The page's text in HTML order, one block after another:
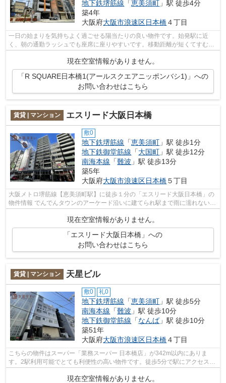
地下鉄堺筋線 「恵美須町 」駅 徒歩4分
築4年
大阪府大阪市浪速区日本橋４丁目
一日の始まりを気持ちよく過ごせる陽当たりの良い物件です。始発駅に近
く、朝の通勤ラッシュでも座席に座りやすいです。移動距離が短くてすむ、
敷地内ごみ置き場です。こだわりポイン...
現在空室情報がありません。
「R SQUARE日本橋1(アールスクエアニッポンバシ1)」への
お問い合わせはこちら
賃貸 | マンション エスリード大阪日本橋
敷0
地下鉄堺筋線 「恵美須町 」駅 徒歩1分
地下鉄御堂筋線 「大国町 」駅 徒歩12分
南海本線 「難波 」駅 徒歩13分
築5年
大阪府大阪市浪速区日本橋５丁目
大阪メトロ堺筋線【恵美須町駅】に徒歩１分の「エスリード大阪日本橋」の
物件情報 でんでんタウンのアーケード沿いに建てられ駅まで雨に濡れないア
現在空室情報がありません。
「エスリード大阪日本橋」への
お問い合わせはこちら
賃貸 | マンション 天星ビル
敷0 礼0
地下鉄堺筋線 「恵美須町 」駅 徒歩5分
南海本線 「難波 」駅 徒歩10分
地下鉄御堂筋線 「なんば」駅 徒歩10分
築51年
大阪府大阪市浪速区日本橋４丁目
こちらの物件はスーパー「業務スーパー 日本橋店」が342m以内にありま
す。2駅利用可能でとても利便性の高い物件です。徒歩5分で駅にアクセス可
現在空室情報がありません。